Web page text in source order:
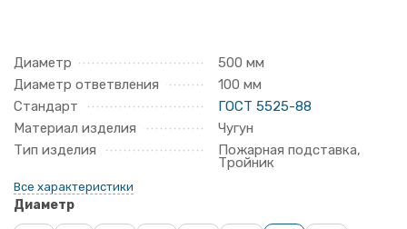
Диаметр
500 мм
Диаметр ответвления
100 мм
Стандарт
ГОСТ 5525-88
Материал изделия
Чугун
Тип изделия
Пожарная подставка,
Тройник
Все характеристики
Диаметр